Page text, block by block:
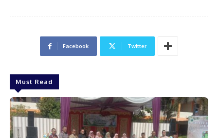
Facebook Twitter
Must Read